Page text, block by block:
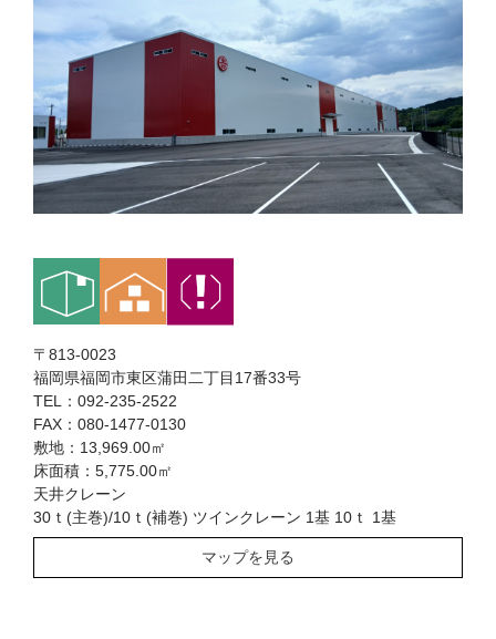
〒813-0023
福岡県福岡市東区蒲田二丁目17番33号
TEL：092-235-2522
FAX：080-1477-0130
敷地：13,969.00㎡
床面積：5,775.00㎡
天井クレーン
30ｔ(主巻)/10ｔ(補巻) ツインクレーン 1基 10ｔ 1基
マップを見る